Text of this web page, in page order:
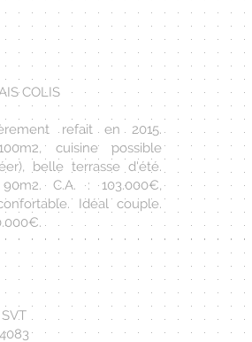
COLIS
refait en 2015.
cuisine possible
belle terrasse d'été.
C.A. : 103.000€,
Idéal couple.